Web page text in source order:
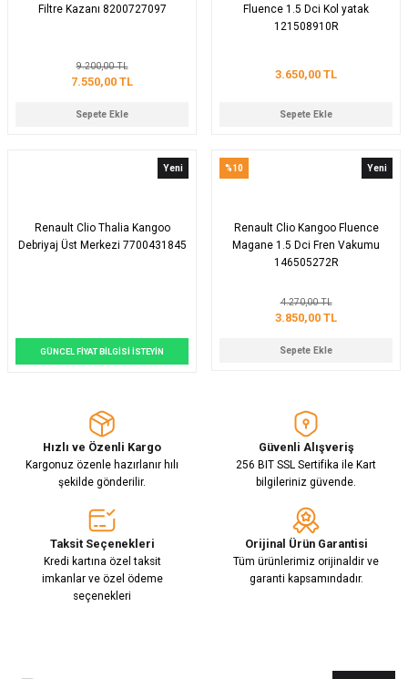
Filtre Kazanı 8200727097
9.200,00 TL
7.550,00 TL
Sepete Ekle
Fluence 1.5 Dci Kol yatak
121508910R
3.650,00 TL
Sepete Ekle
Yeni
Renault Clio Thalia Kangoo
Debriyaj Üst Merkezi 7700431845
GÜNCEL FİYAT BİLGİSİ İSTEYİN
%10 Yeni
Renault Clio Kangoo Fluence
Magane 1.5 Dci Fren Vakumu
146505272R
4.270,00 TL
3.850,00 TL
Sepete Ekle
Hızlı ve Özenli Kargo
Kargonuz özenle hazırlanır hılı
şekilde gönderilir.
Güvenli Alışveriş
256 BIT SSL Sertifika ile Kart
bilgileriniz güvende.
Taksit Seçenekleri
Kredi kartına özel taksit
imkanlar ve özel ödeme
seçenekleri
Orijinal Ürün Garantisi
Tüm ürünlerimiz orijinaldir ve
garanti kapsamındadır.